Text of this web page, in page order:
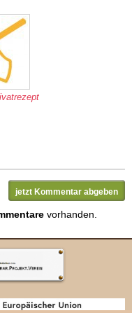
jetzt Kommentar abgeben
vorhanden.